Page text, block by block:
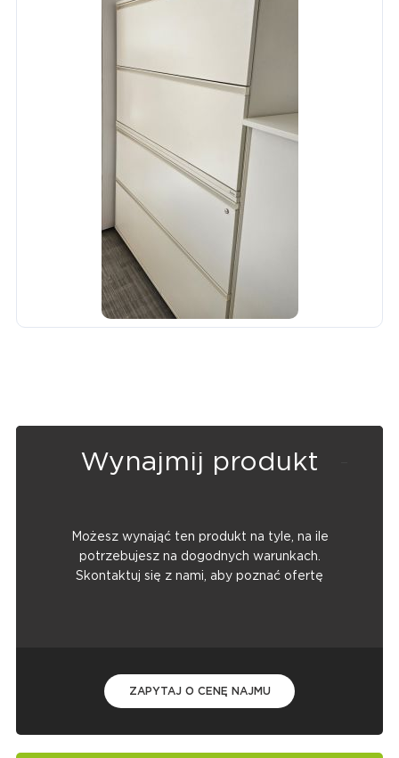
Wynajmij produkt
Możesz wynająć ten produkt na tyle, na ile
potrzebujesz na dogodnych warunkach.
Skontaktuj się z nami, aby poznać ofertę
ZAPYTAJ O CENĘ NAJMU